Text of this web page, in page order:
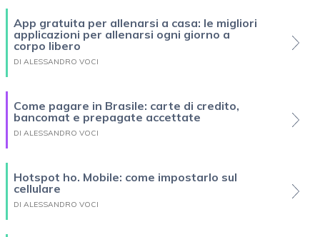
App gratuita per allenarsi a casa: le migliori
applicazioni per allenarsi ogni giorno a
corpo libero
DI ALESSANDRO VOCI
Come pagare in Brasile: carte di credito,
bancomat e prepagate accettate
DI ALESSANDRO VOCI
Hotspot ho. Mobile: come impostarlo sul
cellulare
DI ALESSANDRO VOCI